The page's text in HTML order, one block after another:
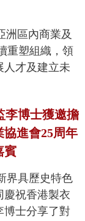
洲區內商業及
重塑組織，領
人才及建立未
李博士獲邀擔
進會25周年
賓
界具歷史特色
慶祝香港製衣
博士分享了對